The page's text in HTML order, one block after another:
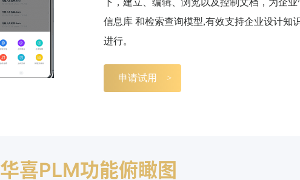
下，建立、编辑、浏览以及控制文档，为企
信息库 和检索查询模型,有效支持企业设计知
进行。
申请试用
华喜PLM功能俯瞰图